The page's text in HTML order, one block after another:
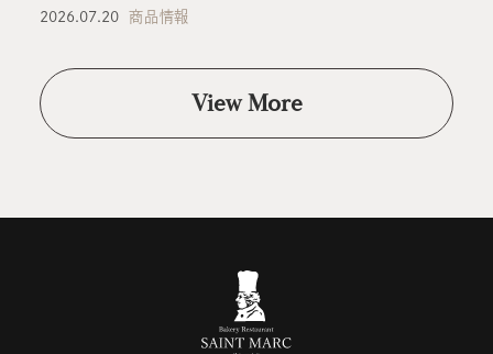
2026.07.20 商品情報
View More